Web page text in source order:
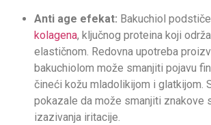
Anti age efekat: Bakuchiol
kolagena, ključnog proteina koji
elastičnom. Redovna upotreba
bakuchiolom može smanjiti pojavu
čineći kožu mladolikijom i glatkijom.
pokazale da može smanjiti znakove
izazivanja iritacije.